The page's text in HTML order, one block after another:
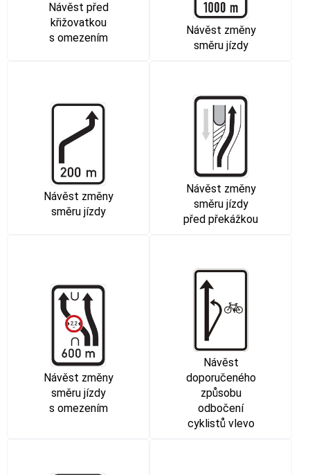
Návěst před
křižovatkou
s omezením
Návěst změny
směru jízdy
Návěst změny
směru jízdy
Návěst změny
směru jízdy
před překážkou
Návěst změny
směru jízdy
s omezením
Návěst
doporučeného
způsobu
odbočení
cyklistů vlevo